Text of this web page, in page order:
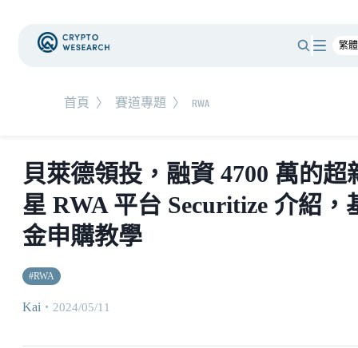
首頁 〉 賽道專題 〉 RWA
貝萊德領投，融資 4700 萬的超
星 RWA 平台 Securitize 介紹，
金申購教學
#RWA
Kai ・ 2024/05/11